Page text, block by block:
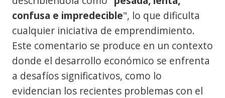
confusa e impredecible", lo que dificulta
cualquier iniciativa de emprendimiento.
Este comentario se produce en un contexto
donde el desarrollo económico se enfrenta
a desafíos significativos, como lo
evidencian los recientes problemas con el